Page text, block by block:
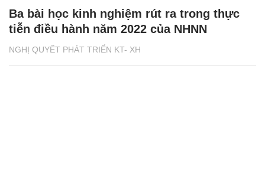
NGHỊ QUYẾT PHÁT TRIỂN KT- XH
Ba bài học kinh nghiệm rút ra trong thực
tiễn điều hành năm 2022 của NHNN